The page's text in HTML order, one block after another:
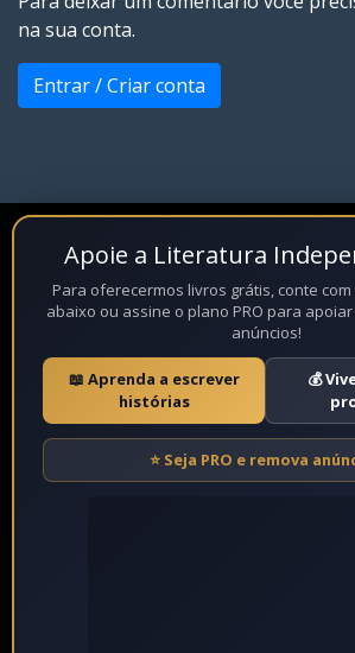
na sua conta.
Entrar / Criar conta
Apoie a Literatura
Para oferecermos livros grátis, conte
abaixo ou assine o plano PRO para
anúncios!
📖 Aprenda a escrever
histórias
💰
⭐ Seja PRO e remova